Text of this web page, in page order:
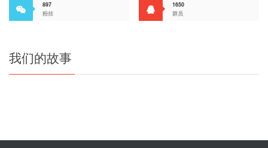
897
粉丝
1650
群员
我们的故事